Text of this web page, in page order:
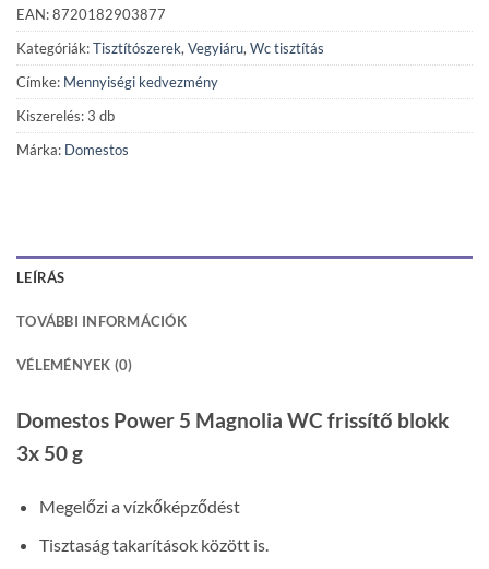
EAN: 8720182903877
Kategóriák:Tisztítószerek, Vegyiáru, Wc tisztítás
Címke: Mennyiségi kedvezmény
Kiszerelés: 3 db
Márka: Domestos
LEÍRÁS
TOVÁBBI INFORMÁCIÓK
VÉLEMÉNYEK (0)
Domestos Power 5 Magnolia WC frissítő blokk
3x 50 g
Megelőzi a vízkőképződést
Tisztaság takarítások között is.